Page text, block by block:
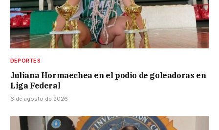
DEPORTES
Juliana Hormaechea en el podio de goleadoras en
Liga Federal
6 de agosto de 2026